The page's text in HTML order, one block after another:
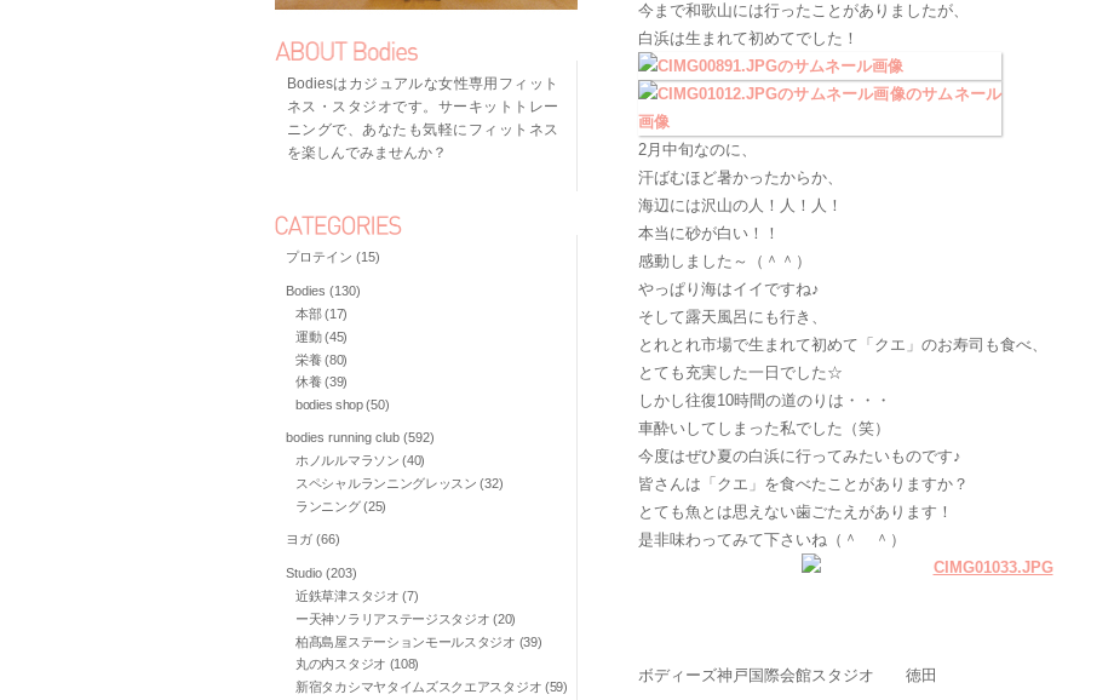
今まで和歌山には行ったことがありましたが、
白浜は生まれて初めてでした！
2月中旬なのに、
汗ばむほど暑かったからか、
海辺には沢山の人！人！人！
本当に砂が白い！！
感動しました～（＾＾）
やっぱり海はイイですね♪
そして露天風呂にも行き、
とれとれ市場で生まれて初めて「クエ」のお寿司も食べ、
とても充実した一日でした☆
しかし往復10時間の道のりは・・・
車酔いしてしまった私でした（笑）
今度はぜひ夏の白浜に行ってみたいものです♪
皆さんは「クエ」を食べたことがありますか？
とても魚とは思えない歯ごたえがあります！
是非味わってみて下さいね（＾ ＾）
ボディーズ神戸国際会館スタジオ 徳田
Bodiesはカジュアルな女性専用フィット
ネス・スタジオです。サーキットトレー
ニングで、あなたも気軽にフィットネス
を楽しんでみませんか？
プロテイン (15)
Bodies (130)
本部 (17)
運動 (45)
栄養 (80)
休養 (39)
bodies shop (50)
bodies running club (592)
ホノルルマラソン (40)
スペシャルランニングレッスン (32)
ランニング (25)
ヨガ (66)
Studio (203)
近鉄草津スタジオ (7)
ー天神ソラリアステージスタジオ (20)
柏髙島屋ステーションモールスタジオ (39)
丸の内スタジオ (108)
新宿タカシマヤタイムズスクエアスタジオ (59)